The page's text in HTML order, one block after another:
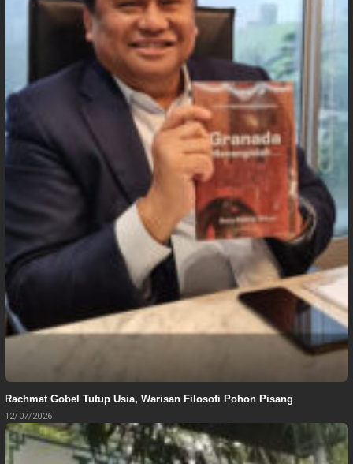
Rachmat Gobel Tutup Usia, Warisan Filosofi Pohon Pisang
12/07/2026